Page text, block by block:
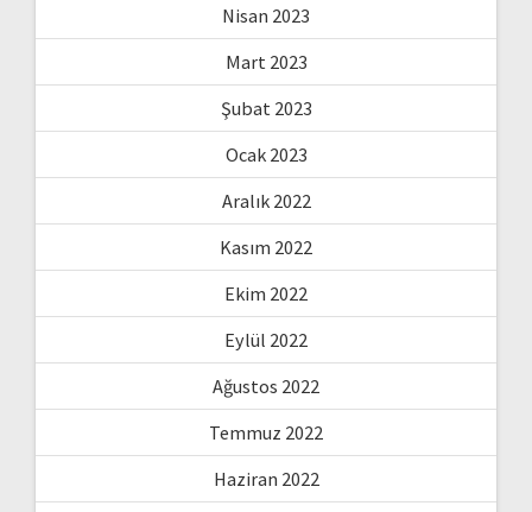
Nisan 2023
Mart 2023
Şubat 2023
Ocak 2023
Aralık 2022
Kasım 2022
Ekim 2022
Eylül 2022
Ağustos 2022
Temmuz 2022
Haziran 2022